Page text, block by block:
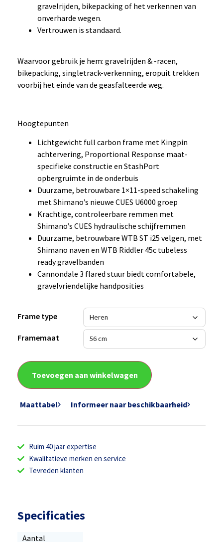
gravelrijden, bikepacking of het verkennen van
onverharde wegen.
Vertrouwen is standaard.
Waarvoor gebruik je hem: gravelrijden & -racen,
bikepacking, singletrack-verkenning, eropuit trekken
voorbij het einde van de geasfalteerde weg.
Hoogtepunten
Lichtgewicht full carbon frame met Kingpin
achtervering, Proportional Response maat-
specifieke constructie en StashPort
opbergruimte in de onderbuis
Duurzame, betrouwbare 1×11-speed schakeling
met Shimano’s nieuwe CUES U6000 groep
Krachtige, controleerbare remmen met
Shimano’s CUES hydraulische schijfremmen
Duurzame, betrouwbare WTB ST i25 velgen, met
Shimano naven en WTB Riddler 45c tubeless
ready gravelbanden
Cannondale 3 flared stuur biedt comfortabele,
gravelvriendelijke handposities
Frame type
Framemaat
Toevoegen aan winkelwagen
Maattabel Informeer naar beschikbaarheid
Ruim 40 jaar expertise
Kwalitatieve merken en service
Tevreden klanten
Specificaties
Aantal